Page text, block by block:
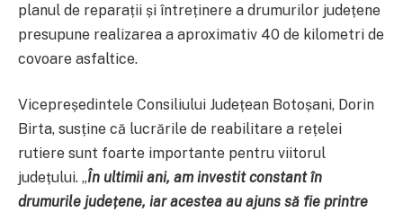
planul de reparații și întreținere a drumurilor județene
presupune realizarea a aproximativ 40 de kilometri de
covoare asfaltice.
Vicepreședintele Consiliului Județean Botoșani, Dorin
Birta, susține că lucrările de reabilitare a rețelei
rutiere sunt foarte importante pentru viitorul
județului. „În ultimii ani, am investit constant în
drumurile județene, iar acestea au ajuns să fie printre